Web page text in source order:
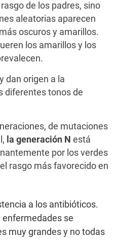
de los padres, sino
aleatorias aparecen
oscuros y amarillos.
los amarillos y los
dan origen a la
diferentes tonos de
de mutaciones
la generación N está
por los verdes
rasgo más favorecido en
a los antibióticos.
enfermedades se
muy grandes y no todas